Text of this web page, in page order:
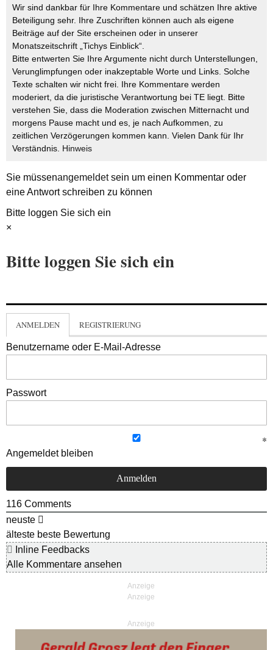
Wir sind dankbar für Ihre Kommentare und schätzen Ihre aktive
Beteiligung sehr. Ihre Zuschriften können auch als eigene
Beiträge auf der Site erscheinen oder in unserer
Monatszeitschrift „Tichys Einblick“.
Bitte entwerten Sie Ihre Argumente nicht durch Unterstellungen,
Verunglimpfungen oder inakzeptable Worte und Links. Solche
Texte schalten wir nicht frei. Ihre Kommentare werden
moderiert, da die juristische Verantwortung bei TE liegt. Bitte
verstehen Sie, dass die Moderation zwischen Mitternacht und
morgens Pause macht und es, je nach Aufkommen, zu
zeitlichen Verzögerungen kommen kann. Vielen Dank für Ihr
Verständnis. Hinweis
Sie müssenangemeldetsein um einen Kommentar oder
eine Antwort schreiben zu können
Bitte loggen Sie sich ein
×
Bitte loggen Sie sich ein
ANMELDEN REGISTRIERUNG
Benutzername oder E-Mail-Adresse
Passwort
Angemeldet bleiben
116 Comments
neuste
älteste beste Bewertung
Inline Feedbacks
Alle Kommentare ansehen
Anzeige